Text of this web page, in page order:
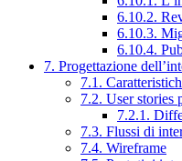
6.10.2.
6.10.3.
6.10.4.
7. Progettazione
7.1.
7.2. User stories
7.2.1.
7.3. Flussi di
7.4. Wireframe